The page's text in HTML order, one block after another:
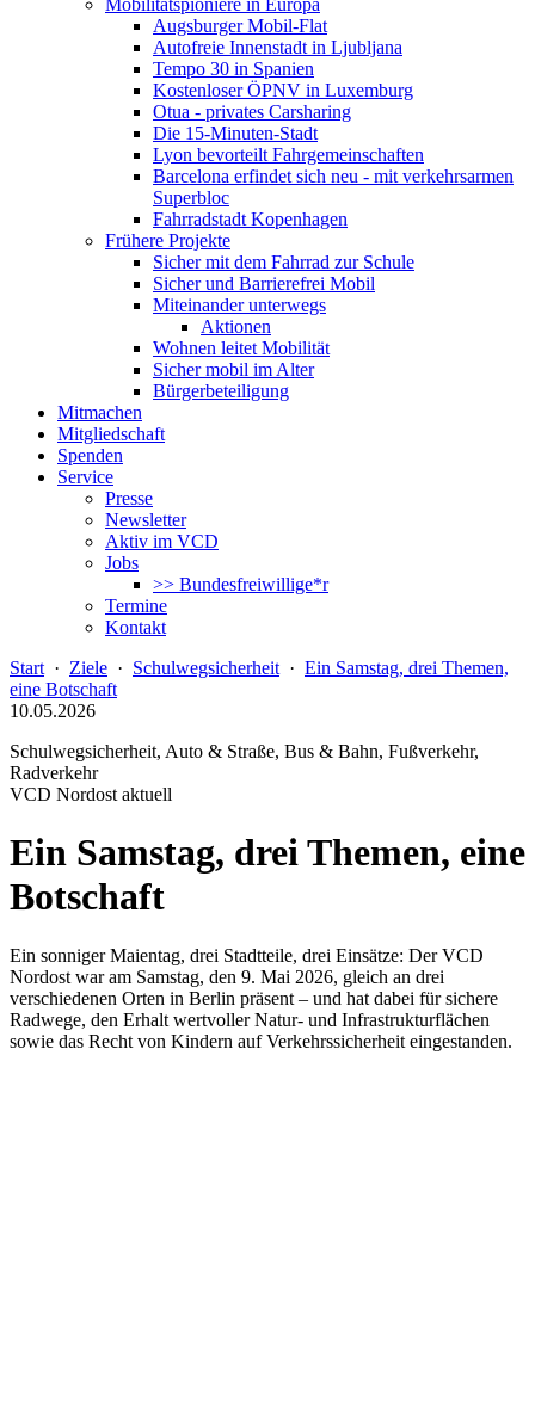
Mobilitätspioniere in Europa
Augsburger Mobil-Flat
Autofreie Innenstadt in Ljubljana
Tempo 30 in Spanien
Kostenloser ÖPNV in Luxemburg
Otua - privates Carsharing
Die 15-Minuten-Stadt
Lyon bevorteilt Fahrgemeinschaften
Barcelona erfindet sich neu - mit verkehrsarmen
Superbloc
Fahrradstadt Kopenhagen
Frühere Projekte
Sicher mit dem Fahrrad zur Schule
Sicher und Barrierefrei Mobil
Miteinander unterwegs
Aktionen
Wohnen leitet Mobilität
Sicher mobil im Alter
Bürgerbeteiligung
Mitmachen
Mitgliedschaft
Spenden
Service
Presse
Newsletter
Aktiv im VCD
Jobs
>> Bundesfreiwillige*r
Termine
Kontakt
Start · Ziele · Schulwegsicherheit · Ein Samstag, drei Themen,
eine Botschaft
10.05.2026
Schulwegsicherheit, Auto & Straße, Bus & Bahn, Fußverkehr,
Radverkehr
VCD Nordost aktuell
Ein Samstag, drei Themen, eine
Botschaft
Ein sonniger Maientag, drei Stadtteile, drei Einsätze: Der VCD
Nordost war am Samstag, den 9. Mai 2026, gleich an drei
verschiedenen Orten in Berlin präsent – und hat dabei für sichere
Radwege, den Erhalt wertvoller Natur- und Infrastrukturflächen
sowie das Recht von Kindern auf Verkehrssicherheit eingestanden.